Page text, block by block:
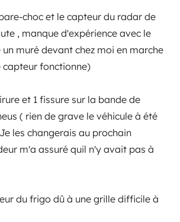
choc et le capteur du radar de
, manque d'expérience avec le
muré devant chez moi en marche
capteur fonctionne)
et 1 fissure sur la bande de
( rien de grave le véhicule à été
les changerais au prochain
m'a assuré quil n'y avait pas à
du frigo dû à une grille difficile à
plataforma simples e segura de
furgões transformados e
e propõe uma solução
os alugueres de autocaravanas
e confiança.
de utilizadores no Trusted
Facebook